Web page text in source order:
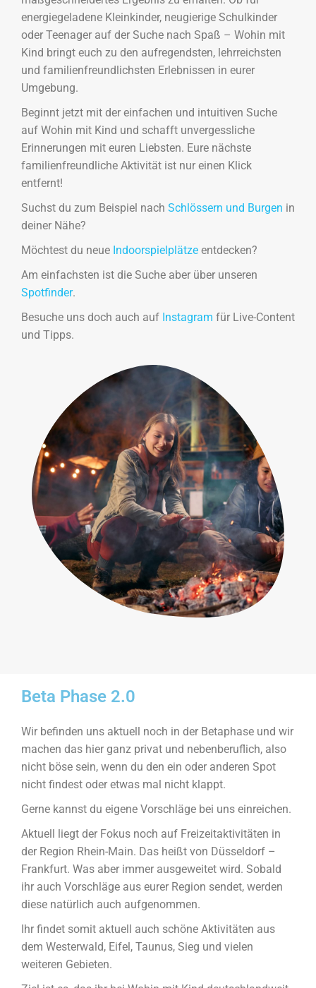
energiegeladene Kleinkinder, neugierige Schulkinder
oder Teenager auf der Suche nach Spaß – Wohin mit
Kind bringt euch zu den aufregendsten, lehrreichsten
und familienfreundlichsten Erlebnissen in eurer
Umgebung.
Beginnt jetzt mit der einfachen und intuitiven Suche
auf Wohin mit Kind und schafft unvergessliche
Erinnerungen mit euren Liebsten. Eure nächste
familienfreundliche Aktivität ist nur einen Klick
entfernt!
Suchst du zum Beispiel nach Schlössern und Burgen in
deiner Nähe?
Möchtest du neue Indoorspielplätze entdecken?
Am einfachsten ist die Suche aber über unseren
Spotfinder.
Besuche uns doch auch auf Instagram für Live-Content
und Tipps.
Beta Phase 2.0
Wir befinden uns aktuell noch in der Betaphase und wir
machen das hier ganz privat und nebenberuflich, also
nicht böse sein, wenn du den ein oder anderen Spot
nicht findest oder etwas mal nicht klappt.
Gerne kannst du eigene Vorschläge bei uns einreichen.
Aktuell liegt der Fokus noch auf Freizeitaktivitäten in
der Region Rhein-Main. Das heißt von Düsseldorf –
Frankfurt. Was aber immer ausgeweitet wird. Sobald
ihr auch Vorschläge aus eurer Region sendet, werden
diese natürlich auch aufgenommen.
Ihr findet somit aktuell auch schöne Aktivitäten aus
dem Westerwald, Eifel, Taunus, Sieg und vielen
weiteren Gebieten.